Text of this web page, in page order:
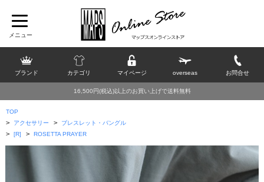
ブランド カテゴリ マイページ overseas お問合せ
16,500円(税込)以上のお買い上げで送料無料
TOP
> アクセサリー > ブレスレット・バングル
> [R] > ROSETTA PRAYER